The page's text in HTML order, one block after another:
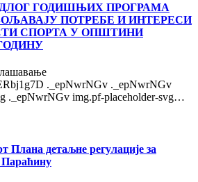
ГОДИШЊИХ ПРОГРАМА
ПОТРЕБЕ И ИНТЕРЕСИ
СПОРТА У ОПШТИНИ
._epNwrNGv ._epNwrNGv
._epNwrNGv img.pf-placeholder-svg…
детаљне регулације за